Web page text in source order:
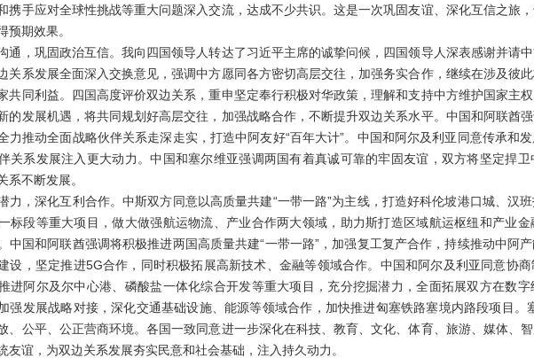
携手应对全球性挑战等重大问题深入交流，达成不少共识。这是一次巩固友谊、深化互信之旅
预期效果。
，巩固政治互信。我向四国领导人转达了习近平主席的诚挚问候，四国领导人深表感谢并请中
关系发展全面深入交换意见，强调中方愿同各方密切高层交往，加强务实合作，继续在涉及彼
共同利益。四国高度评价双边关系，重申坚定奉行积极对华政策，理解和支持中方维护国家主
的发展机遇，将共同规划好高层交往，加强战略合作，不断提升双边关系水平。中国和阿联酋
力推动全面战略伙伴关系走深走实，打造中阿友好“百年大计”。中国和阿尔及利亚同意传承和
关系发展注入更大动力。中国和塞尔维亚强调两国有着真诚可靠的牢固友谊，双方将坚定捍
系不断发展。
，深化互利合作。中斯双方同意以高质量共建“一带一路”为主线，打造好科伦坡港口城、汉
标段等重大项目，做大做强航运物流、产业合作两大领域，助力斯打造区域航运枢纽和产业
中国和阿联酋强调将积极推进两国高质量共建“一带一路”，加强复工复产合作，持续推动中阿
设，坚定推进5G合作，同时积极拓展高新技术、金融等领域合作。中国和阿尔及利亚同意协
进阿尔及尔中心港、磷酸盐一体化综合开发等重大项目，充分挖掘潜力，全面拓展双方在数
强发展战略对接，深化交通基础设施、能源等领域合作，加快推进匈塞铁路塞境内路段项目。
、公平、公正营商环境。各国一致同意进一步深化在科技、教育、文化、体育、旅游、媒体、
友谊，为双边关系发展夯实民意和社会基础，注入持久动力。